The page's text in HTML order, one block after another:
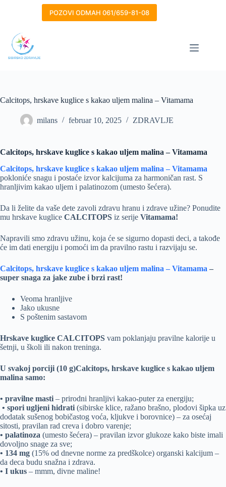
POZOVI ODMAH 061/659-81-08
Calcitops, hrskave kuglice s kakao uljem malina – Vitamama
milans februar 10, 2025 ZDRAVLJE
Calcitops, hrskave kuglice s kakao uljem malina – Vitamama
Calcitops, hrskave kuglice s kakao uljem malina – Vitamama
pokloniće snagu i postaće izvor kalcijuma za harmoničan rast. S
hranljivim kakao uljem i palatinozom (umesto šećera).
Da li želite da vaše dete zavoli zdravu hranu i zdrave užine? Ponudite
mu hrskave kuglice CALCITOPS iz serije Vitamama!
Napravili smo zdravu užinu, koja će se sigurno dopasti deci, a takođe
će im dati energiju i pomoći im da pravilno rastu i razvijaju se.
Calcitops, hrskave kuglice s kakao uljem malina – Vitamama –
super snaga za jake zube i brzi rast!
Veoma hranljive
Jako ukusne
S poštenim sastavom
Hrskave kuglice CALCITOPS vam poklanjaju pravilne kalorije u
šetnji, u školi ili nakon treninga.
U svakoj porciji (10 g)Calcitops, hrskave kuglice s kakao uljem
malina samo:
• pravilne masti – prirodni hranljivi kakao-puter za energiju;
• spori ugljeni hidrati (sibirske klice, ražano brašno, plodovi šipka uz
dodatak sušenog bobičastog voća, kljukve i borovnice) – za osećaj
sitosti, pravilan rad creva i dobro varenje;
• palatinoza (umesto šećera) – pravilan izvor glukoze kako biste imali
dovoljno snage za sve;
• 134 mg (15% od dnevne norme za predškolce) organski kalcijum –
da deca budu snažna i zdrava.
• I ukus – mmm, divne maline!